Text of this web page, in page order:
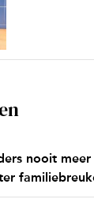
nooit